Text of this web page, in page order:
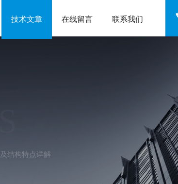
技术文章 在线留言 联系我们
结构特点详解